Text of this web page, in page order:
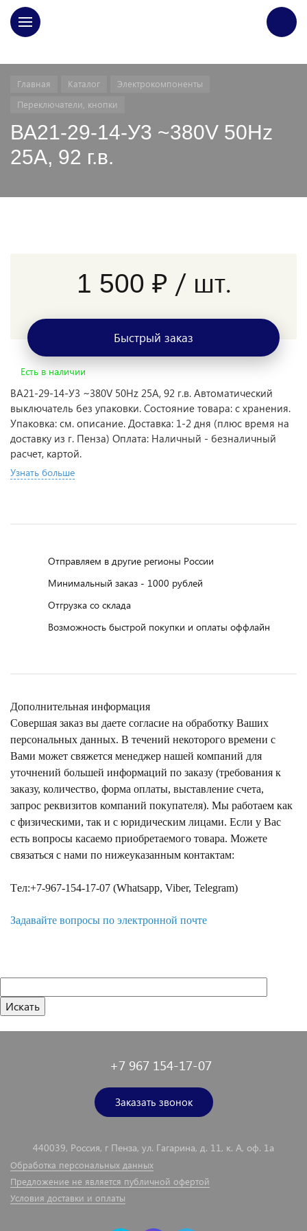
Главная Каталог
Электрокомпоненты
Переключатели, кнопки
ВА21-29-14-У3 ~380V 50Hz
25A, 92 г.в.
Есть в наличии
ВА21-29-14-У3 ~380V 50Hz 25A, 92 г.в. Автоматический
выключатель без упаковки. Состояние товара: с хранения.
Упаковка: см. описание. Доставка: 1-2 дня (плюс время на
доставку из г. Пенза) Оплата: Наличный - безналичный
расчет, картой.
Узнать больше
1 500 ₽ / шт.
Быстрый заказ
Отправляем в другие регионы России
Минимальный заказ - 1000 рублей
Отгрузка со склада
Возможность быстрой покупки и оплаты оффлайн
Дополнительная информация
Совершая заказ вы даете согласие на обработку Ваших
персональных данных. В течений некоторого времени с
Вами может свяжется менеджер нашей компаний для
уточнений большей информаций по заказу (требования к
заказу, количество, форма оплаты, выставление счета,
запрос реквизитов компаний покупателя). Мы работаем как
с физическими, так и с юридическим лицами. Если у Вас
есть вопросы касаемо приобретаемого товара. Можете
связаться с нами по нижеуказанным контактам:
Tел:+7-967-154-17-07 (Whatsapp, Viber, Telegram)
Задавайте вопросы по электронной почте
+7 967 154-17-07
Заказать звонок
440039, Россия, г Пенза, ул. Гагарина, д. 11, к. А, оф. 1а
Обработка персональных данных
Предложение не является публичной офертой
Условия доставки и оплаты